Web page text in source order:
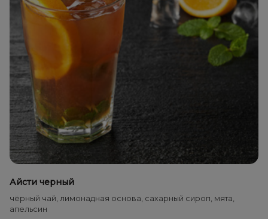
Айсти черный
чёрный чай, лимонадная основа, сахарный сироп, мята,
апельсин